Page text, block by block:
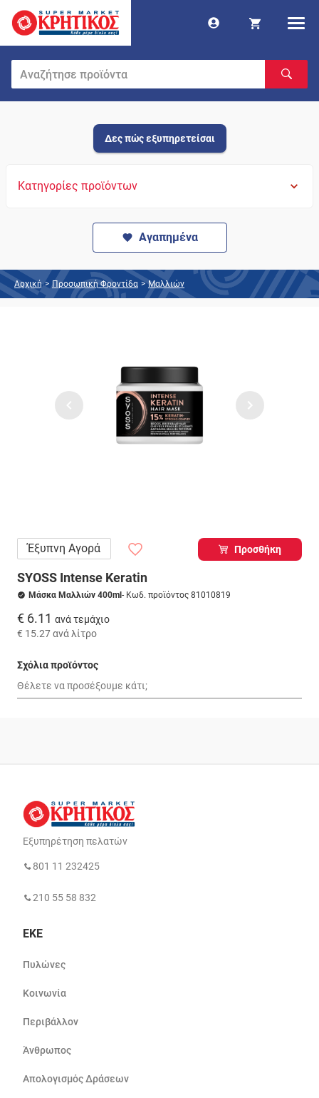
Δες πώς εξυπηρετείσαι
Κατηγορίες προϊόντων
Αγαπημένα
Αρχική > Προσωπική Φροντίδα > Μαλλιών
Έξυπνη Αγορά Προσθήκη
SYOSS Intense Keratin
Μάσκα Μαλλιών 400ml - Κωδ. προϊόντος 81010819
€ 6.11 ανά τεμάχιο
€ 15.27ανά λίτρο
Σχόλια προϊόντος
Εξυπηρέτηση πελατών
801 11 232425
210 55 58 832
ΕΚΕ
Πυλώνες
Κοινωνία
Περιβάλλον
Άνθρωπος
Απολογισμός Δράσεων